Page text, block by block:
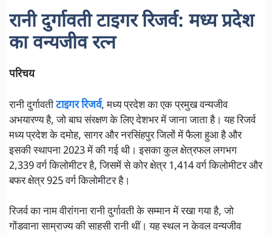
रानी दुर्गावती टाइगर रिजर्व: मध्य प्रदेश
का वन्यजीव रत्न
परिचय
रानी दुर्गावतीटाइगर रिजर्व, मध्य प्रदेश का एक प्रमुख वन्यजीव
अभयारण्य है, जो बाघ संरक्षण के लिए देशभर में जाना जाता है। यह रिजर्व
मध्य प्रदेश के दमोह, सागर और नरसिंहपुर जिलों में फैला हुआ है और
इसकी स्थापना 2023 में की गई थी। इसका कुल क्षेत्रफल लगभग
2,339 वर्ग किलोमीटर है, जिसमें से कोर क्षेत्र 1,414 वर्ग किलोमीटर और
बफर क्षेत्र 925 वर्ग किलोमीटर है।
रिजर्व का नाम वीरांगना रानी दुर्गावती के सम्मान में रखा गया है, जो
गोंडवाना साम्राज्य की साहसी रानी थीं। यह स्थल न केवल वन्यजीव